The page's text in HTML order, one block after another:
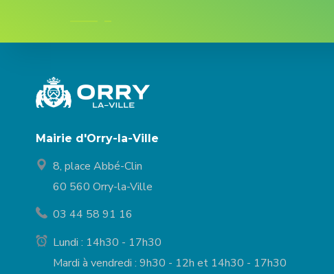
Mairie d'Orry-la-Ville
8, place Abbé-Clin
60 560 Orry-la-Ville
03 44 58 91 16
Lundi : 14h30 - 17h30
Mardi à vendredi : 9h30 - 12h et 14h30 - 17h30